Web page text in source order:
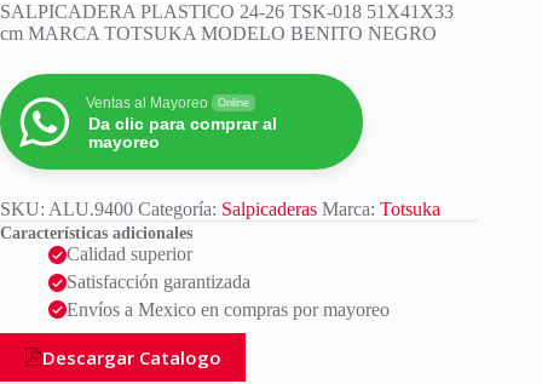
SALPICADERA PLASTICO 24-26 TSK-018 51X41X33
cm MARCA TOTSUKA MODELO BENITO NEGRO
Ventas al Mayoreo Online
Da clic para comprar al
mayoreo
SKU: ALU.9400 Categoría: Salpicaderas Marca: Totsuka
Características adicionales
Calidad superior
Satisfacción garantizada
Envíos a Mexico en compras por mayoreo
Descargar Catalogo